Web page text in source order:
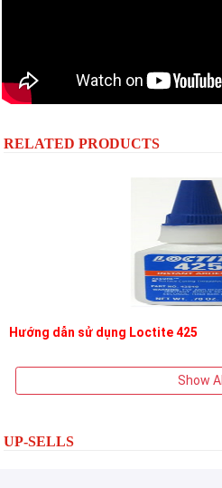
RELATED PRODUCTS
Hướng dẫn sử dụng Loctite 425
Show All
UP-SELLS